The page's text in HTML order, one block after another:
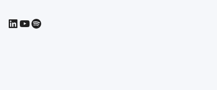
LinkedIn
YouTube
Spotify